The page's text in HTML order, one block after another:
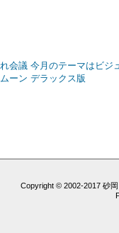
会議 今月のテーマはビジ
ーン デラックス版
Copyright © 2002-2017 砂